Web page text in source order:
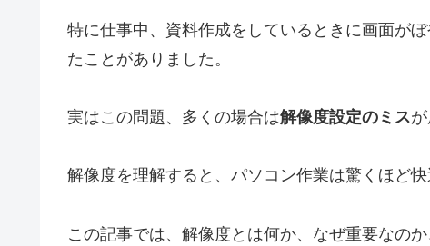
特に仕事中、資料作成をしているときに画面が
たことがありました。
実はこの問題、多くの場合は解像度設定のミスが
解像度を理解すると、パソコン作業は驚くほど快
この記事では、解像度とは何か、なぜ重要なの